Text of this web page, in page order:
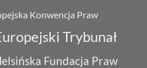
Konwencja Praw
Trybunał
Fundacja Praw